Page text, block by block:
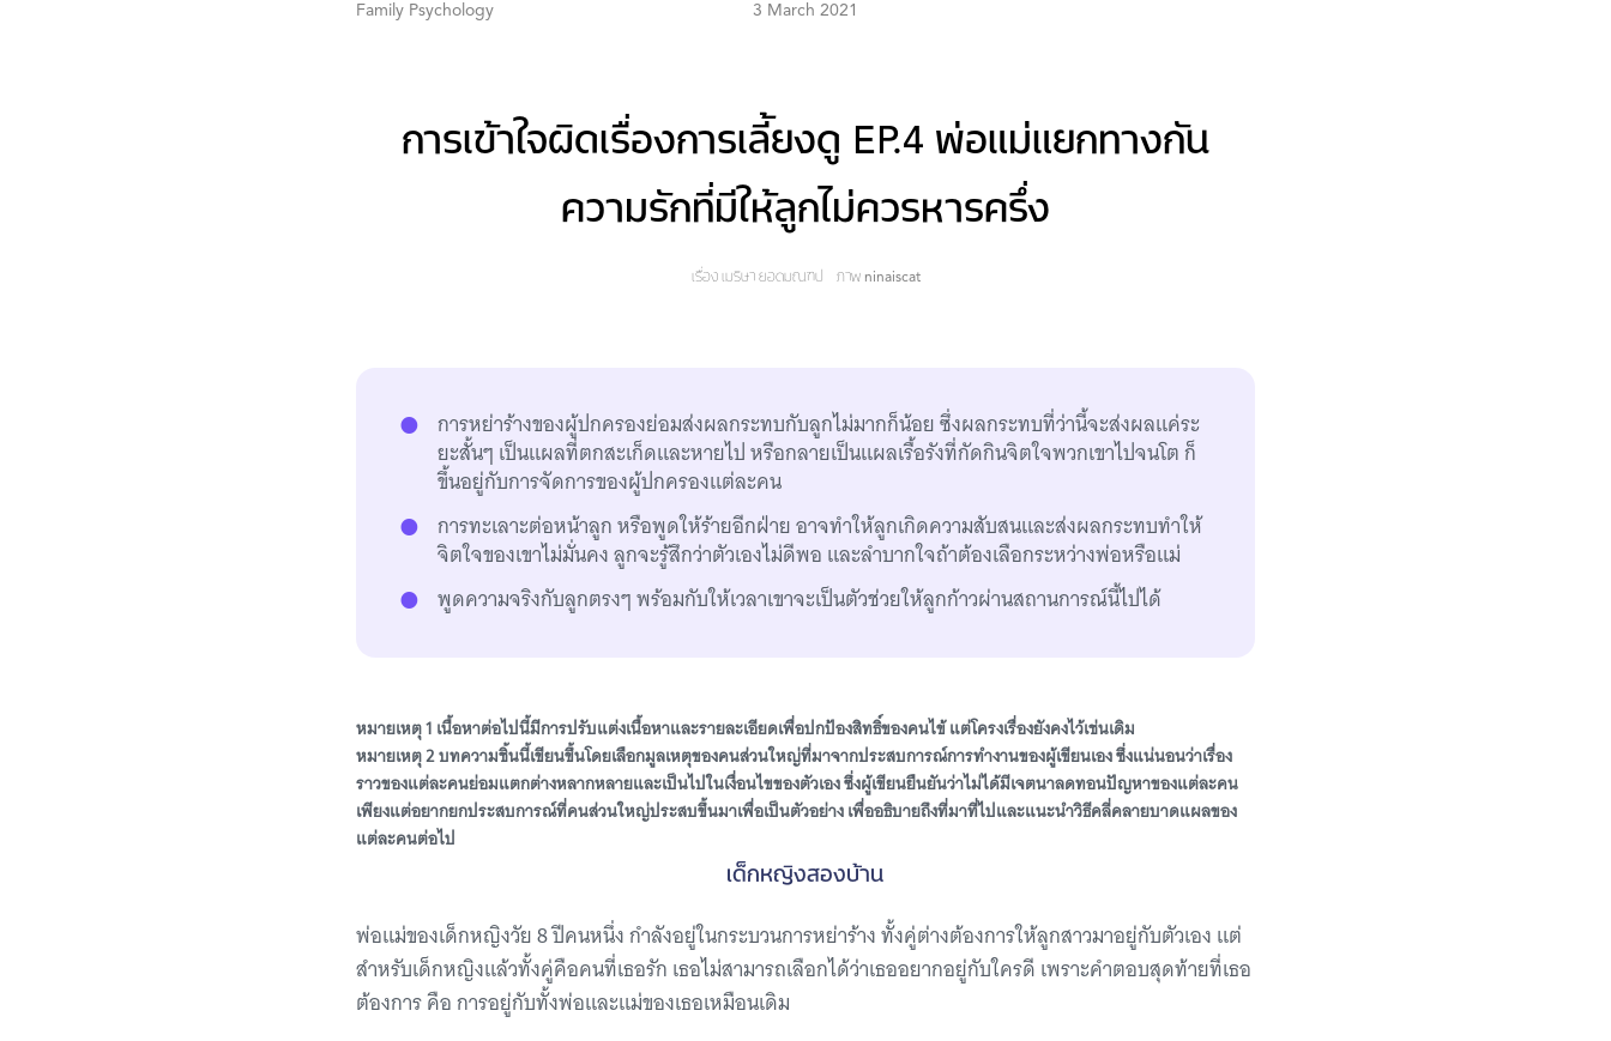
Family Psychology 3 March 2021
การเข้าใจผิดเรื่องการเลี้ยงดู EP.4 พ่อแม่แยกทางกัน
ความรักที่มีให้ลูกไม่ควรหารครึ่ง
เรื่อง เมริษา ยอดมณฑป ภาพ ninaiscat
การหย่าร้างของผู้ปกครองย่อมส่งผลกระทบกับลูกไม่มากก็น้อย ซึ่งผลกระทบที่ว่านี้จะส่งผลแค่ระ
ยะสั้นๆ เป็นแผลที่ตกสะเก็ดและหายไป หรือกลายเป็นแผลเรื้อรังที่กัดกินจิตใจพวกเขาไปจนโต ก็
ขึ้นอยู่กับการจัดการของผู้ปกครองแต่ละคน
การทะเลาะต่อหน้าลูก หรือพูดให้ร้ายอีกฝ่าย อาจทำให้ลูกเกิดความสับสนและส่งผลกระทบทำให้
จิตใจของเขาไม่มั่นคง ลูกจะรู้สึกว่าตัวเองไม่ดีพอ และลำบากใจถ้าต้องเลือกระหว่างพ่อหรือแม่
พูดความจริงกับลูกตรงๆ พร้อมกับให้เวลาเขาจะเป็นตัวช่วยให้ลูกก้าวผ่านสถานการณ์นี้ไปได้
หมายเหตุ 1 เนื้อหาต่อไปนี้มีการปรับแต่งเนื้อหาและรายละเอียดเพื่อปกป้องสิทธิ์ของคนไข้ แต่โครงเรื่องยังคงไว้เช่นเดิม
หมายเหตุ 2 บทความชิ้นนี้เขียนขึ้นโดยเลือกมูลเหตุของคนส่วนใหญ่ที่มาจากประสบการณ์การทำงานของผู้เขียนเอง ซึ่งแน่นอนว่าเรื่อง
ราวของแต่ละคนย่อมแตกต่างหลากหลายและเป็นไปในเงื่อนไขของตัวเอง ซึ่งผู้เขียนยืนยันว่าไม่ได้มีเจตนาลดทอนปัญหาของแต่ละคน
เพียงแต่อยากยกประสบการณ์ที่คนส่วนใหญ่ประสบขึ้นมาเพื่อเป็นตัวอย่าง เพื่ออธิบายถึงที่มาที่ไปและแนะนำวิธีคลี่คลายบาดแผลของ
แต่ละคนต่อไป
เด็กหญิงสองบ้าน
พ่อแม่ของเด็กหญิงวัย 8 ปีคนหนึ่ง กำลังอยู่ในกระบวนการหย่าร้าง ทั้งคู่ต่างต้องการให้ลูกสาวมาอยู่กับตัวเอง แต่
สำหรับเด็กหญิงแล้วทั้งคู่คือคนที่เธอรัก เธอไม่สามารถเลือกได้ว่าเธออยากอยู่กับใครดี เพราะคำตอบสุดท้ายที่เธอ
ต้องการ คือ การอยู่กับทั้งพ่อและแม่ของเธอเหมือนเดิม